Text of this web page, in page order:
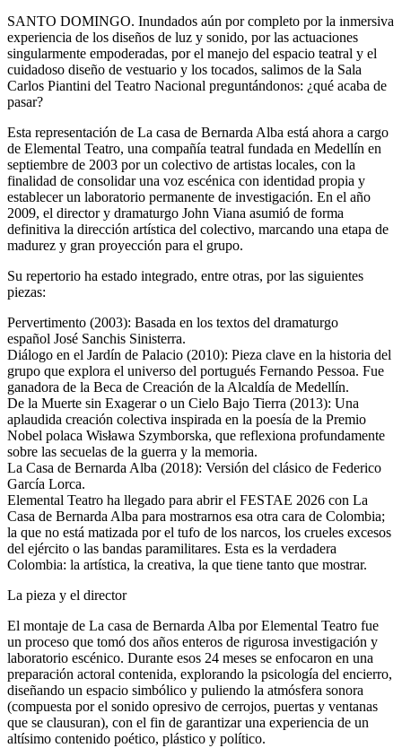
SANTO DOMINGO. Inundados aún por completo por la inmersiva
experiencia de los diseños de luz y sonido, por las actuaciones
singularmente empoderadas, por el manejo del espacio teatral y el
cuidadoso diseño de vestuario y los tocados, salimos de la Sala
Carlos Piantini del Teatro Nacional preguntándonos: ¿qué acaba de
pasar?
Esta representación de La casa de Bernarda Alba está ahora a cargo
de Elemental Teatro, una compañía teatral fundada en Medellín en
septiembre de 2003 por un colectivo de artistas locales, con la
finalidad de consolidar una voz escénica con identidad propia y
establecer un laboratorio permanente de investigación. En el año
2009, el director y dramaturgo John Viana asumió de forma
definitiva la dirección artística del colectivo, marcando una etapa de
madurez y gran proyección para el grupo.
Su repertorio ha estado integrado, entre otras, por las siguientes
piezas:
Pervertimento (2003): Basada en los textos del dramaturgo
español José Sanchis Sinisterra.
Diálogo en el Jardín de Palacio (2010): Pieza clave en la historia del
grupo que explora el universo del portugués Fernando Pessoa. Fue
ganadora de la Beca de Creación de la Alcaldía de Medellín.
De la Muerte sin Exagerar o un Cielo Bajo Tierra (2013): Una
aplaudida creación colectiva inspirada en la poesía de la Premio
Nobel polaca Wisława Szymborska, que reflexiona profundamente
sobre las secuelas de la guerra y la memoria.
La Casa de Bernarda Alba (2018): Versión del clásico de Federico
García Lorca.
Elemental Teatro ha llegado para abrir el FESTAE 2026 con La
Casa de Bernarda Alba para mostrarnos esa otra cara de Colombia;
la que no está matizada por el tufo de los narcos, los crueles excesos
del ejército o las bandas paramilitares. Esta es la verdadera
Colombia: la artística, la creativa, la que tiene tanto que mostrar.
La pieza y el director
El montaje de La casa de Bernarda Alba por Elemental Teatro fue
un proceso que tomó dos años enteros de rigurosa investigación y
laboratorio escénico. Durante esos 24 meses se enfocaron en una
preparación actoral contenida, explorando la psicología del encierro,
diseñando un espacio simbólico y puliendo la atmósfera sonora
(compuesta por el sonido opresivo de cerrojos, puertas y ventanas
que se clausuran), con el fin de garantizar una experiencia de un
altísimo contenido poético, plástico y político.